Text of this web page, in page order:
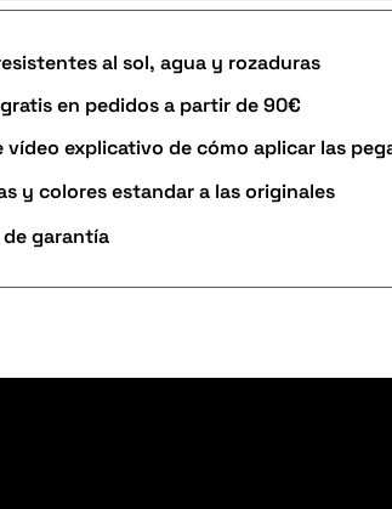
al sol, agua y rozaduras
en pedidos a partir de 90€
vídeo explicativo de cómo aplicar las
y colores estandar a las originales
de garantía